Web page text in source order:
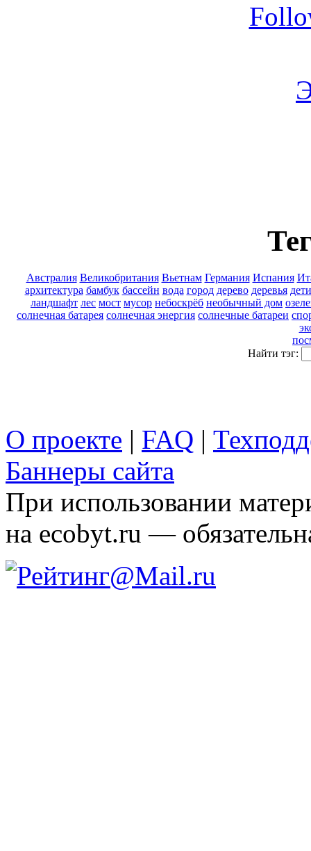
Австралия Великобритания Вьетнам Германия Испания
архитектура бамбук бассейн вода город дерево деревья дети
ландшафт лес мост мусор небоскрёб необычный дом
солнечная батарея солнечная энергия солнечные батареи
Найти тэг:
О проекте | FAQ |
Баннеры сайта
При использовании
на ecobyt.ru —